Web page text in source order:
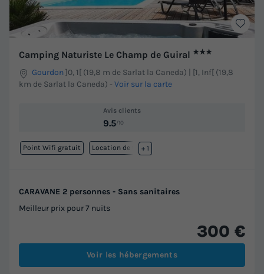
Camping Naturiste Le Champ de Guiral ★★★
Gourdon ]0, 1[ (19,8 m de Sarlat la Caneda) | [1, Inf[ (19,8
km de Sarlat la Caneda) - Voir sur la carte
Avis clients
9.5/10
Point Wifi gratuit Location de vélos
+ 1
CARAVANE 2 personnes - Sans sanitaires
Meilleur prix pour 7 nuits
300 €
Voir les hébergements